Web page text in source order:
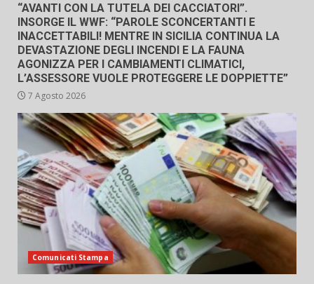
“AVANTI CON LA TUTELA DEI CACCIATORI”.
INSORGE IL WWF: “PAROLE SCONCERTANTI E
INACCETTABILI! MENTRE IN SICILIA CONTINUA LA
DEVASTAZIONE DEGLI INCENDI E LA FAUNA
AGONIZZA PER I CAMBIAMENTI CLIMATICI,
L’ASSESSORE VUOLE PROTEGGERE LE DOPPIETTE”
7 Agosto 2026
Comunicati Stampa